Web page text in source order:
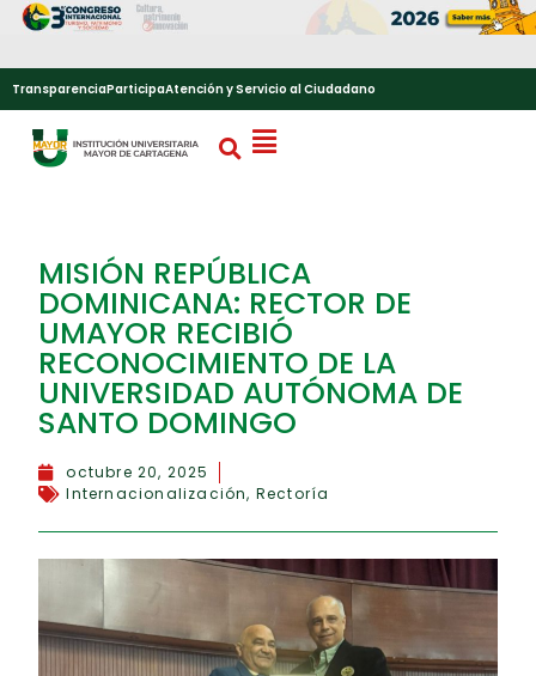
TransparenciaParticipaAtención y Servicio al Ciudadano
MISIÓN REPÚBLICA
DOMINICANA: RECTOR DE
UMAYOR RECIBIÓ
RECONOCIMIENTO DE LA
UNIVERSIDAD AUTÓNOMA DE
SANTO DOMINGO
octubre 20, 2025
Internacionalización, Rectoría